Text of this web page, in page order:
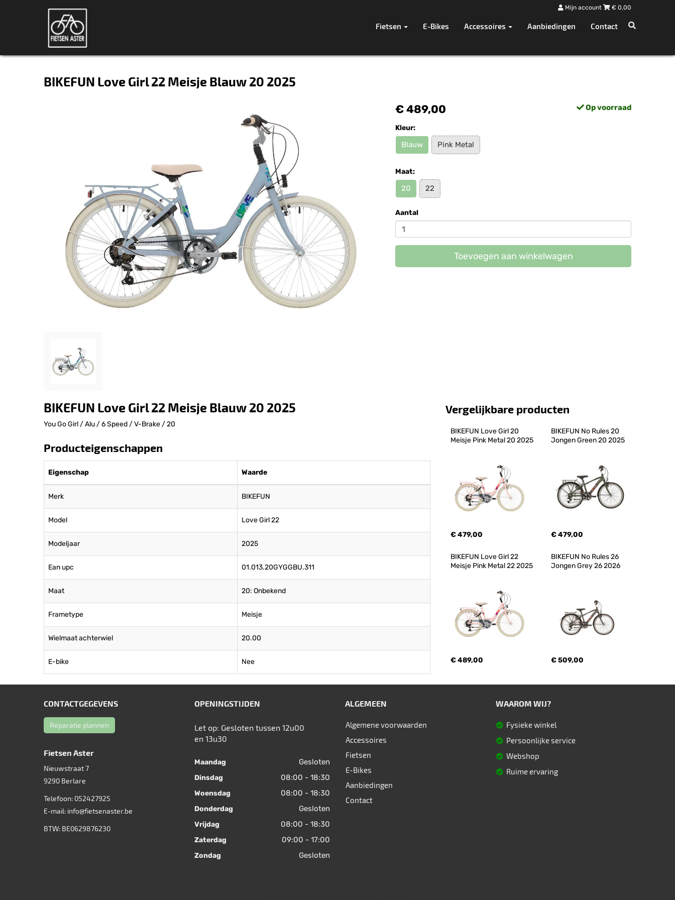
Mijn account € 0,00
Fietsen E-Bikes Accessoires Aanbiedingen Contact
BIKEFUN Love Girl 22 Meisje Blauw 20 2025
€ 489,00 Op voorraad
Kleur:
Blauw Pink Metal
Maat:
20 22
Aantal
Toevoegen aan winkelwagen
BIKEFUN Love Girl 22 Meisje Blauw 20 2025
You Go Girl / Alu / 6 Speed / V-Brake / 20
Producteigenschappen
Eigenschap Waarde
Merk BIKEFUN
Model Love Girl 22
Modeljaar 2025
Ean upc 01.013.20GYGGBU.311
Maat 20: Onbekend
Frametype Meisje
Wielmaat achterwiel 20.00
E-bike Nee
Vergelijkbare producten
BIKEFUN Love Girl 20
Meisje Pink Metal 20 2025
€ 479,00
BIKEFUN No Rules 20
Jongen Green 20 2025
€ 479,00
BIKEFUN Love Girl 22
Meisje Pink Metal 22 2025
€ 489,00
BIKEFUN No Rules 26
Jongen Grey 26 2026
€ 509,00
CONTACTGEGEVENS
Reparatie plannen
Fietsen Aster
Nieuwstraat 7
9290 Berlare
Telefoon: 052427925
E-mail: info@fietsenaster.be
BTW: BE0629876230
OPENINGSTIJDEN
Let op: Gesloten tussen 12u00
en 13u30
Maandag Gesloten
Dinsdag 08:00 - 18:30
Woensdag 08:00 - 18:30
Donderdag Gesloten
Vrijdag 08:00 - 18:30
Zaterdag 09:00 - 17:00
Zondag Gesloten
ALGEMEEN
Algemene voorwaarden
Accessoires
Fietsen
E-Bikes
Aanbiedingen
Contact
WAAROM WIJ?
Fysieke winkel
Persoonlijke service
Webshop
Ruime ervaring